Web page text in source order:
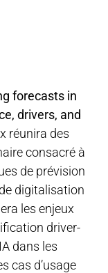
forecasts in
drivers, and
réunira des
consacré à
de prévision
digitalisation
les enjeux
driver-
dans les
cas d’usage